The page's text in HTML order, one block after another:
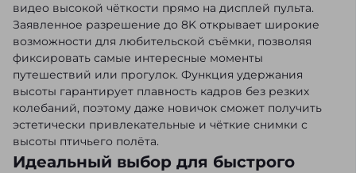
видео высокой чёткости прямо на дисплей пульта.
Заявленное разрешение до 8K открывает широкие
возможности для любительской съёмки, позволяя
фиксировать самые интересные моменты
путешествий или прогулок. Функция удержания
высоты гарантирует плавность кадров без резких
колебаний, поэтому даже новичок сможет получить
эстетически привлекательные и чёткие снимки с
высоты птичьего полёта.
Идеальный выбор для быстрого